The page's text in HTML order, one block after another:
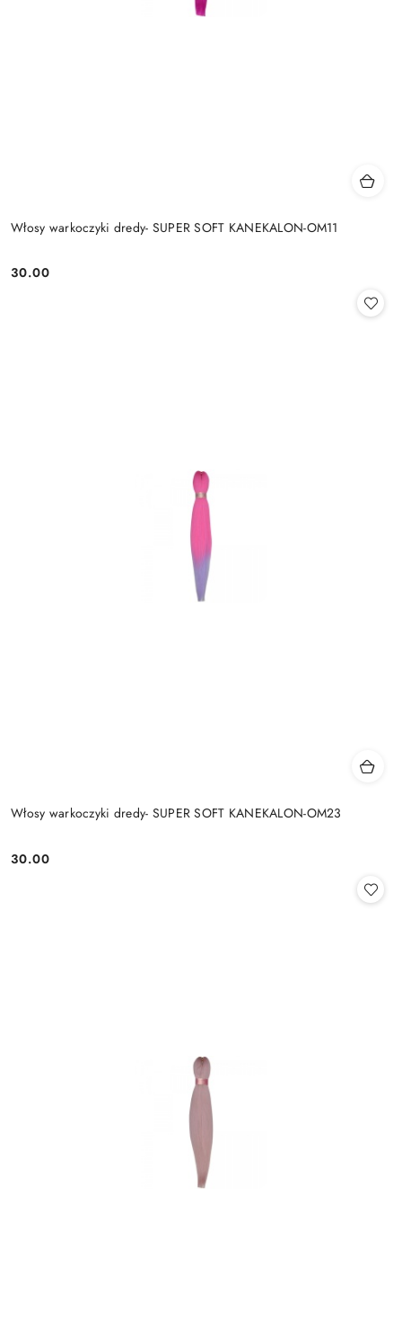
Włosy warkoczyki dredy- SUPER SOFT KANEKALON-OM11
Cena:
30.00
Włosy warkoczyki dredy- SUPER SOFT KANEKALON-OM23
Cena:
30.00